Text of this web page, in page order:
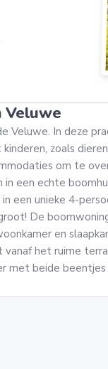
Veluwe
Veluwe. In deze
zoals
om te
in een echte
een unieke 4-
De
en
het ruime
met beide